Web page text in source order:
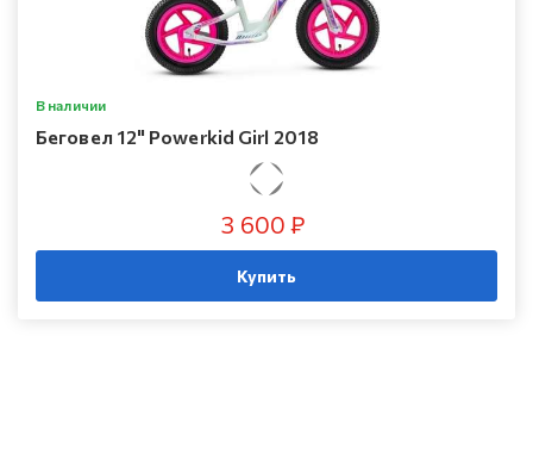
В наличии
Беговел 12" Powerkid Girl 2018
3 600 ₽
Купить